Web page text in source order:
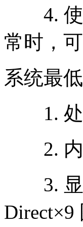
4. 使
常时，
系统最
1. 处
2. 内
3. 显
Direct×9